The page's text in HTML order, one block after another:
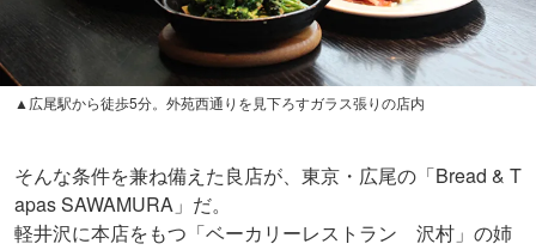
▲広尾駅から徒歩5分。外苑西通りを見下ろすガラス張りの店内
そんな条件を兼ね備えた良店が、東京・広尾の「Bread & T
apas SAWAMURA」だ。
軽井沢に本店をもつ「ベーカリーレストラン 沢村」の姉